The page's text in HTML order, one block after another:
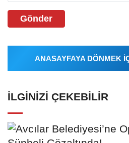
Gönder
ANASAYFAYA DÖNMEK
İLGINIZI ÇEKEBILIR